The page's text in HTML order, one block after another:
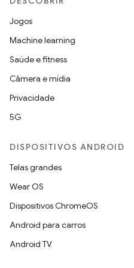
Jogos
Machine learning
Saúde e fitness
Câmera e mídia
Privacidade
5G
DISPOSITIVOS ANDROID
Telas grandes
Wear OS
Dispositivos ChromeOS
Android para carros
Android TV